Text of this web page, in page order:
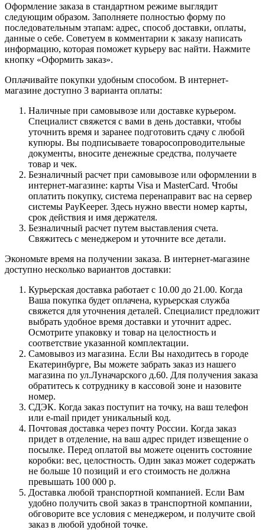
Оформление заказа в стандартном режиме выглядит
следующим образом. Заполняете полностью форму по
последовательным этапам: адрес, способ доставки, оплаты,
данные о себе. Советуем в комментарии к заказу написать
информацию, которая поможет курьеру вас найти. Нажмите
кнопку «Оформить заказ».
Оплачивайте покупки удобным способом. В интернет-
магазине доступно 3 варианта оплаты:
Наличные при самовывозе или доставке курьером.
Специалист свяжется с вами в день доставки, чтобы
уточнить время и заранее подготовить сдачу с любой
купюры. Вы подписываете товаросопроводительные
документы, вносите денежные средства, получаете
товар и чек.
Безналичный расчет при самовывозе или оформлении в
интернет-магазине: карты Visa и MasterCard. Чтобы
оплатить покупку, система перенаправит вас на сервер
системы PayKeeper. Здесь нужно ввести номер карты,
срок действия и имя держателя.
Безналичный расчет путем выставления счета.
Свяжитесь с менеджером и уточните все детали.
Экономьте время на получении заказа. В интернет-магазине
доступно несколько вариантов доставки:
Курьерская доставка работает с 10.00 до 21.00. Когда
Ваша покупка будет оплачена, курьерская служба
свяжется для уточнения деталей. Специалист предложит
выбрать удобное время доставки и уточнит адрес.
Осмотрите упаковку и товар на целостность и
соответствие указанной комплектации.
Самовывоз из магазина. Если Вы находитесь в городе
Екатеринбурге, Вы можете забрать заказ из нашего
магазина по ул.Луначарского д.60. Для получения заказа
обратитесь к сотруднику в кассовой зоне и назовите
номер.
СДЭК. Когда заказ поступит на точку, на ваш телефон
или e-mail придет уникальный код.
Почтовая доставка через почту России. Когда заказ
придет в отделение, на ваш адрес придет извещение о
посылке. Перед оплатой вы можете оценить состояние
коробки: вес, целостность. Один заказ может содержать
не больше 10 позиций и его стоимость не должна
превышать 100 000 р.
Доставка любой транспортной компанией. Если Вам
удобно получить свой заказ в транспортной компании,
обговорите все условия с менеджером, и получите свой
заказ в любой удобной точке.